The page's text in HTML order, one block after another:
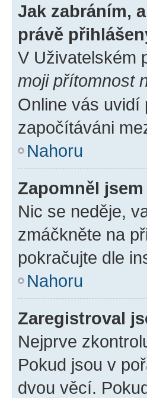
Jak zabráním,
právě
V Uživatelském
moji přítomnost
Online vás uvidí
započítáváni
Nahoru
Zapomněl
Nic se neděje,
zmáčkněte na
pokračujte dle
Nahoru
Zaregistroval
Nejprve
Pokud jsou v
dvou věcí.